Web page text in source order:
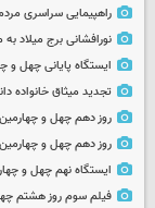
راهپیمایی سراسری مردم
نورافشانی برج میلاد
ایستگاه پایانی چهل و
تجدید میثاق خانواده
روز دهم چهل و
روز دهم چهل و
ایستگاه نهم چهل و
فیلم سوم روز هشتم